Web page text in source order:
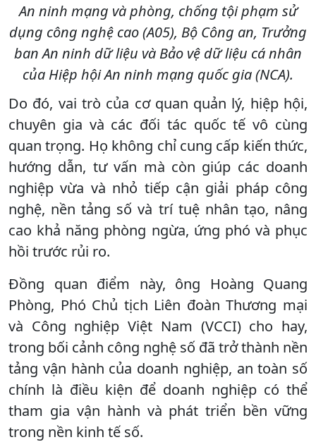
An ninh mạng và phòng, chống tội phạm sử
dụng công nghệ cao (A05), Bộ Công an, Trưởng
ban An ninh dữ liệu và Bảo vệ dữ liệu cá nhân
của Hiệp hội An ninh mạng quốc gia (NCA).
Do đó, vai trò của cơ quan quản lý, hiệp hội,
chuyên gia và các đối tác quốc tế vô cùng
quan trọng. Họ không chỉ cung cấp kiến thức,
hướng dẫn, tư vấn mà còn giúp các doanh
nghiệp vừa và nhỏ tiếp cận giải pháp công
nghệ, nền tảng số và trí tuệ nhân tạo, nâng
cao khả năng phòng ngừa, ứng phó và phục
hồi trước rủi ro.
Đồng quan điểm này, ông Hoàng Quang
Phòng, Phó Chủ tịch Liên đoàn Thương mại
và Công nghiệp Việt Nam (VCCI) cho hay,
trong bối cảnh công nghệ số đã trở thành nền
tảng vận hành của doanh nghiệp, an toàn số
chính là điều kiện để doanh nghiệp có thể
tham gia vận hành và phát triển bền vững
trong nền kinh tế số.